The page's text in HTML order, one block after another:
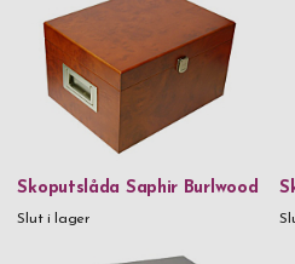
Skoputslåda Saphir Burlwood
Slut i lager